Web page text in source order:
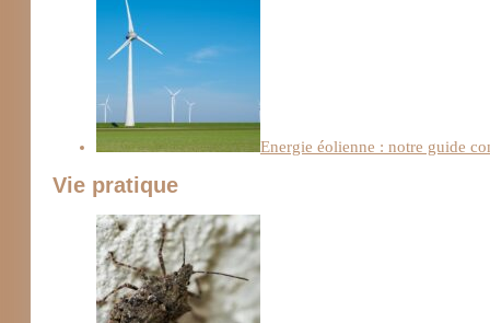
Energie éolienne : notre guide
Vie pratique